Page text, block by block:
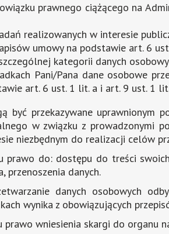
prawnego ciążącego na
realizowanych w interesie
umowy na podstawie art. 6
kategorii danych
Pani/Pana dane osobowe
art. 6 ust. 1 lit. a i art. 9 ust. 1 lit.
być przekazywane uprawnionym
w związku z prowadzonymi
niezbędnym do realizacji celów
prawo do: dostępu do treści
przenoszenia danych.
danych osobowych
wynika z obowiązujących
prawo wniesienia skargi do organu